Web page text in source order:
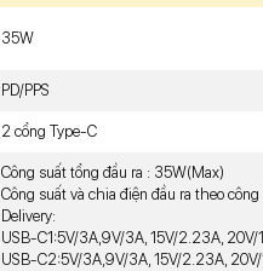
35W
PD/PPS
2 cổng Type-C
Công suất tổng đầu ra : 35W(Max)
Công suất và chia điện đầu ra theo
Delivery:
USB-C1:5V/3A,9V/3A, 15V/2.23A,
USB-C2:5V/3A,9V/3A, 15V/2.23A,